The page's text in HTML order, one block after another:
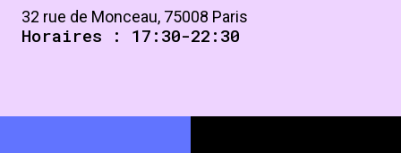
32 rue de Monceau, 75008 Paris
Horaires : 17:30-22:30